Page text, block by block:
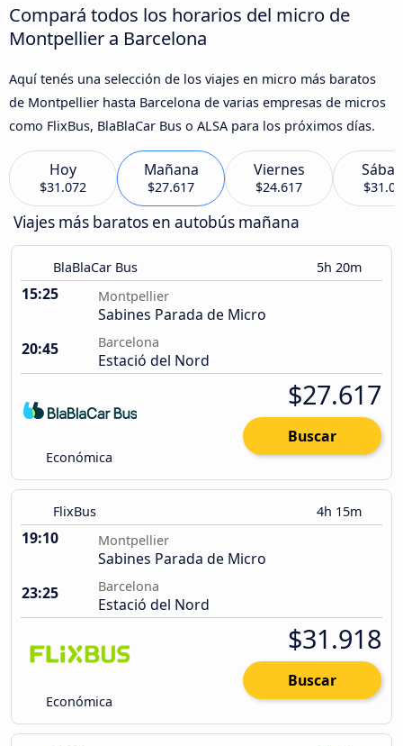
Compará todos los horarios del micro de
Montpellier a Barcelona
Aquí tenés una selección de los viajes en micro más baratos
de Montpellier hasta Barcelona de varias empresas de micros
como FlixBus, BlaBlaCar Bus o ALSA para los próximos días.
Hoy
$31.072
Mañana
$27.617
Viernes
$24.617
Viajes más baratos en autobús mañana
BlaBlaCar Bus 5h 20m
15:25 Montpellier
Sabines Parada de Micro
20:45
Barcelona
Estació del Nord
Económica
$27.617
Buscar
FlixBus 4h 15m
19:10 Montpellier
Sabines Parada de Micro
23:25
Barcelona
Estació del Nord
Económica
$31.918
Buscar